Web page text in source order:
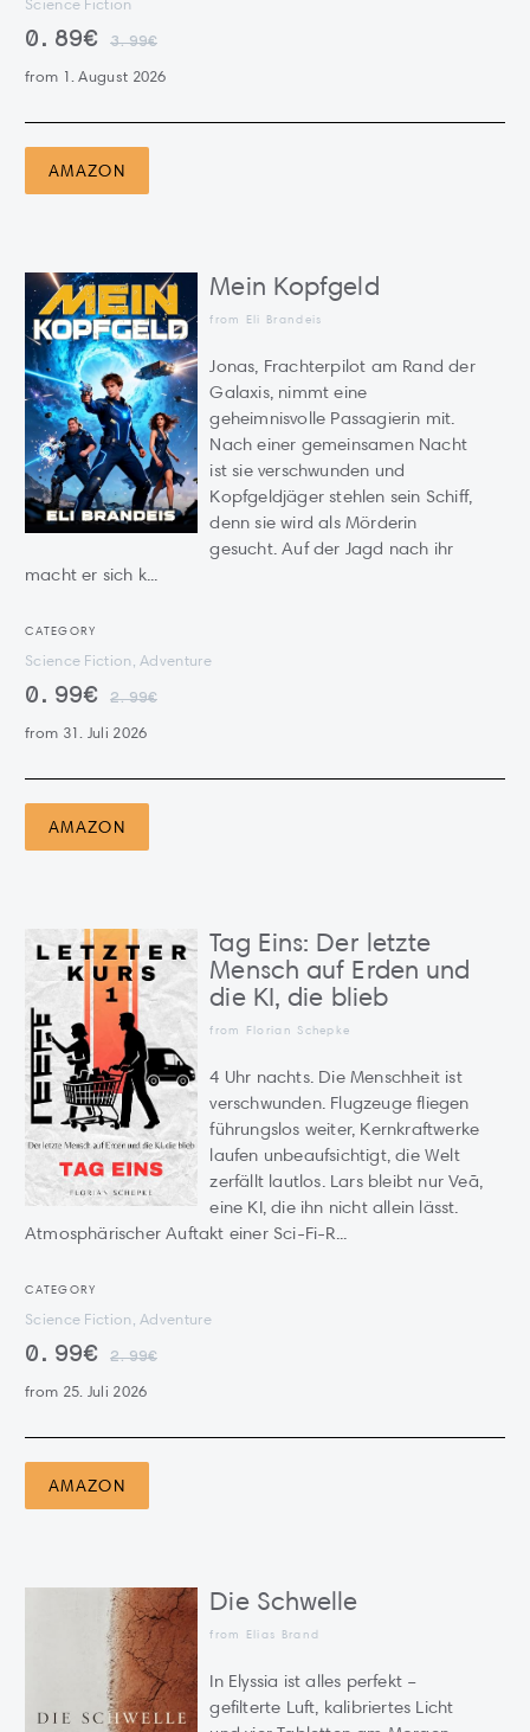
0.89€ 3.99€
from 1. August 2026
AMAZON
Mein Kopfgeld
from Eli Brandeis
Jonas, Frachterpilot am Rand der
Galaxis, nimmt eine
geheimnisvolle Passagierin mit.
Nach einer gemeinsamen Nacht
ist sie verschwunden und
Kopfgeldjäger stehlen sein Schiff,
denn sie wird als Mörderin
gesucht. Auf der Jagd nach ihr
macht er sich k...
CATEGORY
Science Fiction, Adventure
0.99€ 2.99€
from 31. Juli 2026
AMAZON
Tag Eins: Der letzte
Mensch auf Erden und
die KI, die blieb
from Florian Schepke
4 Uhr nachts. Die Menschheit ist
verschwunden. Flugzeuge fliegen
führungslos weiter, Kernkraftwerke
laufen unbeaufsichtigt, die Welt
zerfällt lautlos. Lars bleibt nur Veā,
eine KI, die ihn nicht allein lässt.
Atmosphärischer Auftakt einer Sci-Fi-R...
CATEGORY
Science Fiction, Adventure
0.99€ 2.99€
from 25. Juli 2026
AMAZON
Die Schwelle
from Elias Brand
In Elyssia ist alles perfekt –
gefilterte Luft, kalibriertes Licht